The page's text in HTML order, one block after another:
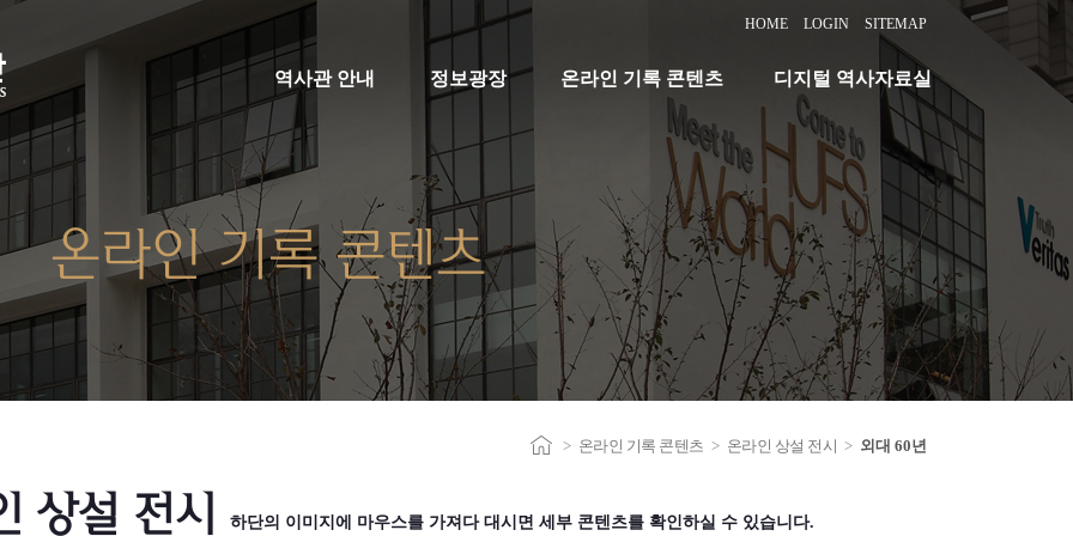
HOME LOGIN SITEMAP
역사관 안내 정보광장 온라인 기록 콘텐츠 디지털 역사자료실
온라인 기록 콘텐츠
> 온라인 기록 콘텐츠 > 온라인 상설 전시 > 외대 60년
상설 전시 하단의 이미지에 마우스를 가져다 대시면 세부 콘텐츠를 확인하실 수 있습니다.